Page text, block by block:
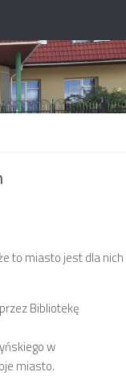
to miasto jest dla
Bibliotekę
w
miasto.